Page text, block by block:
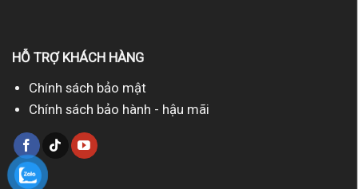
HỖ TRỢ KHÁCH HÀNG
Chính sách bảo mật
Chính sách bảo hành - hậu mãi